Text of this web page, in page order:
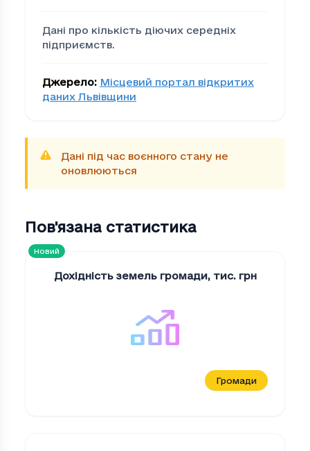
Дані про кількість діючих середніх
підприємств.
Джерело: Місцевий портал відкритих
даних Львівщини
Дані під час воєнного стану не
оновлюються
Пов'язана статистика
Новий
Дохідність земель громади, тис. грн
Громади